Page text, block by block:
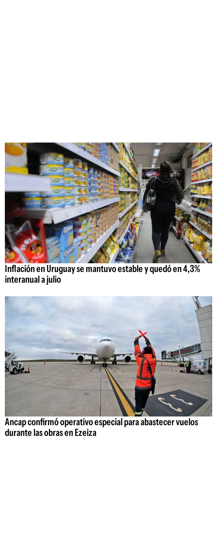
Inflación en Uruguay se mantuvo estable y quedó en 4,3%
interanual a julio
Ancap confirmó operativo especial para abastecer vuelos
durante las obras en Ezeiza